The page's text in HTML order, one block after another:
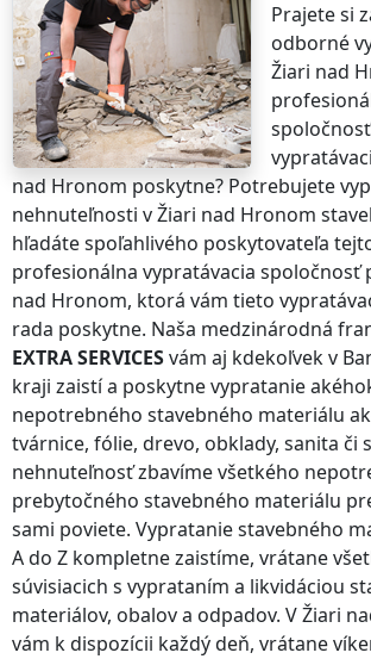
Prajete si
odborné
Žiari nad
nad Hronom poskytne? Potrebujete
nehnuteľnosti v Žiari nad Hronom
hľadáte spoľahlivého poskytovateľa
profesionálna vypratávacia spoločnosť
nad Hronom, ktorá vám tieto
rada poskytne. Naša medzinárodná
EXTRA SERVICESvám aj kdekoľvekv
kraji zaistí a poskytne vypratanie
nepotrebného stavebného materiálu
tvárnice, fólie, drevo, obklady, sanita či
nehnuteľnosť zbavíme všetkého
prebytočného stavebného materiálu
sami poviete. Vypratanie stavebného
A do Z kompletne zaistíme, vrátane
súvisiacich s vyprataním a likvidáciou
materiálov, obalov a odpadov. V Žiari
vám k dispozícii každý deň, vrátane